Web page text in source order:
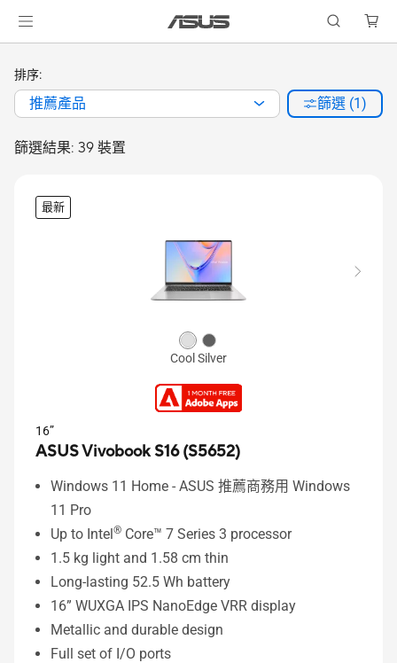
篩選結果: 39 裝置
排序:
推薦產品 篩選 (1)
最新
Cool Silver
16”
ASUS Vivobook S16 (S5652)
Windows 11 Home - ASUS 推薦商務用 Windows
11 Pro
Up to Intel® Core™ 7 Series 3 processor
1.5 kg light and 1.58 cm thin
Long-lasting 52.5 Wh battery
16” WUXGA IPS NanoEdge VRR display
Metallic and durable design
Full set of I/O ports